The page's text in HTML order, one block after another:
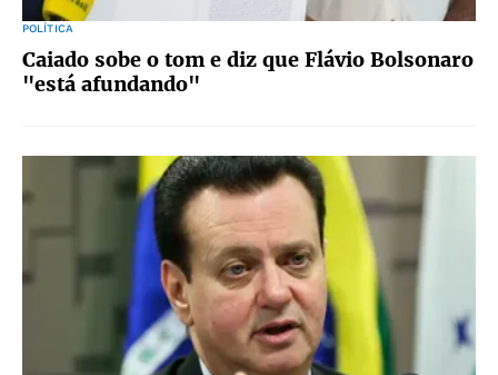
POLÍTICA
Caiado sobe o tom e diz que Flávio Bolsonaro
"está afundando"